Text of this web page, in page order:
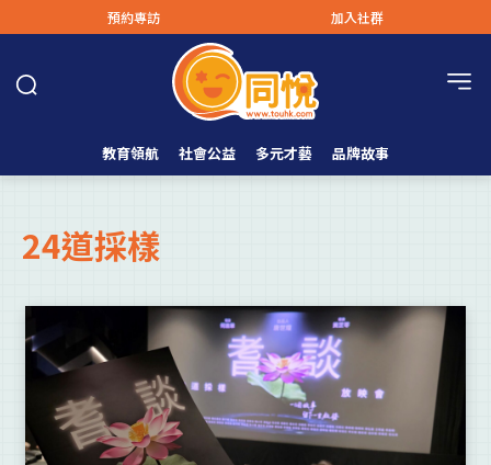
預約專訪 加入社群
教育領航 社會公益 多元才藝 品牌故事
24道採樣